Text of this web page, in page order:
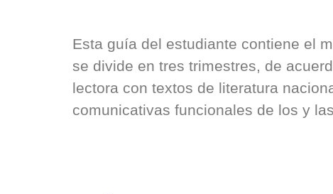
Esta guía del estudiante contiene el
se divide en tres trimestres, de
lectora con textos de literatura
comunicativas funcionales de los y